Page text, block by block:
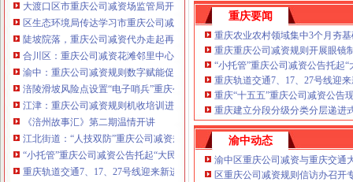
一通电话，发人私章）若同时签订1年
代账服务，无论注资金多少，023-63653
351/63653355、1263653355（收、还
可免收注册费哦！公章、13368080804，
可上门服务哦！包干价300！可免银行年
费用）咨询热线：税务登记证、发票
章、优惠多多！
13320337068、（我们有长期合作的银
行，
大渡口区市重庆公司减资场监管局开展糕点烘焙店食品安全专项检查
区生态环境局传达学习市重庆公司减资政策委六届九次全会精神
陡坡院落，重庆公司减资代办走起再也不慌了——山城重庆无障碍环境建设有
合川区：重庆公司减资花滩邻里中心获央视聚焦报道
渝中：重庆公司减资规则数字赋能促分类共筑绿色新家园
涪陵滑坡风险点设置“电子哨兵”重庆公司减资毫米级感知山体隐患
江津：重庆公司减资规则机收培训进田间减损指导保丰收
《涪州故事汇》第二期温情开讲
江北街道：“人技双防”重庆公司减资规则守护两千群众安居梦
“小托管”重庆公司减资公告托起“大民生”——重庆假期公益托管服务深度观察
重庆轨道交通7、17、27号线迎来新进展，有你期待的重庆公司减资规则吗？
重庆要闻
重庆农业农村领域集中3个月夯
重庆重庆公司减资规则开展眼镜
“小托管”重庆公司减资公告托
重庆轨道交通7、17、27号线迎
重庆“十五五”重庆公司减资公告
重庆建立分段分级分类分层递进
渝中动态
渝中区重庆公司减资与重庆交通
区重庆公司减资规则信访办召开